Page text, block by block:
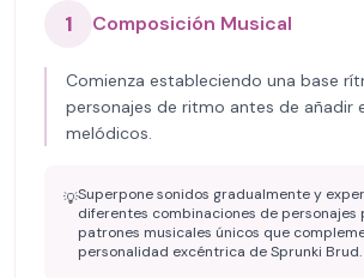
1 Composición Musical
Comienza estableciendo una base
personajes de ritmo antes de añadir
melódicos.
💡Superpone sonidos gradualmente y
diferentes combinaciones de
patrones musicales únicos que
personalidad excéntrica de Sprunki Brud.